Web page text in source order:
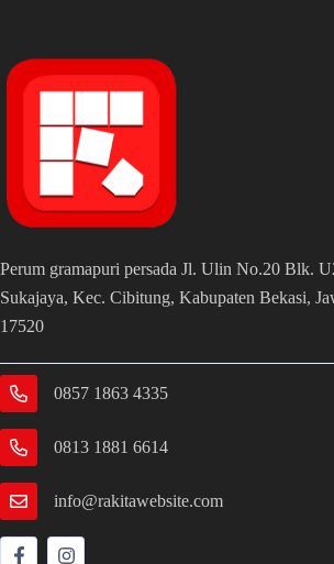
Perum gramapuri persada Jl. Ulin No.20 Blk.
Sukajaya, Kec. Cibitung, Kabupaten Bekasi,
17520
0857 1863 4335
0813 1881 6614
info@rakitawebsite.com